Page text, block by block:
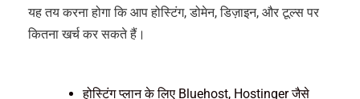
यह तय करना होगा कि आप होस्टिंग, डोमेन, डिज़ाइन, और टूल्स पर
कितना खर्च कर सकते हैं।
होस्टिंग प्लान के लिए Bluehost, Hostinger जैसे